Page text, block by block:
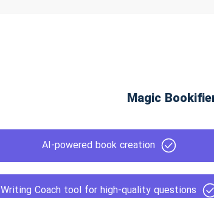
AI-powered book creation
Writing Coach tool for high-quality questions